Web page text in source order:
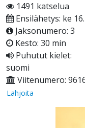
1491 katselua
Ensilähetys: ke
Jaksonumero: 3
Kesto: 30 min
Puhutut kielet:
suomi
Viitenumero:
Lahjoita